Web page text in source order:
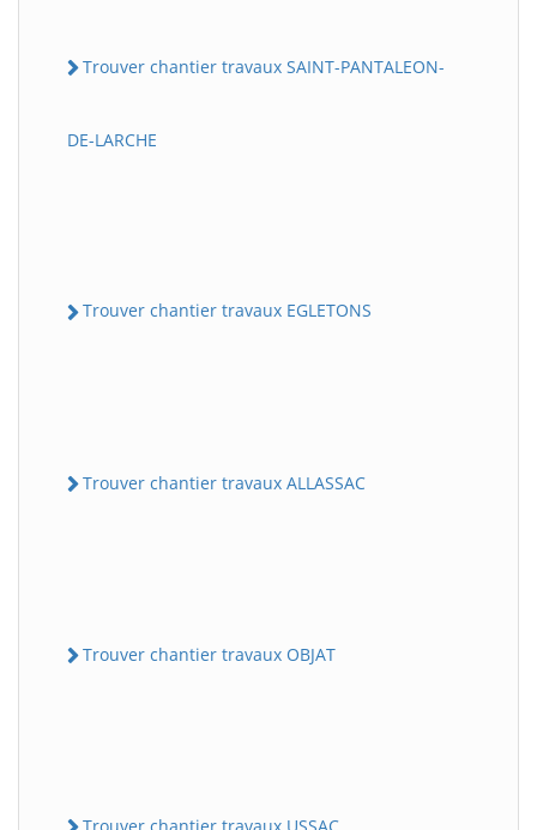
Trouver chantier travaux SAINT-PANTALEON-
DE-LARCHE
Trouver chantier travaux EGLETONS
Trouver chantier travaux ALLASSAC
Trouver chantier travaux OBJAT